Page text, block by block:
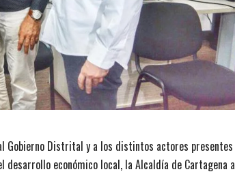
Gobierno Distrital y a los distintos actores presentes
económico local, la Alcaldía de Cartagena a